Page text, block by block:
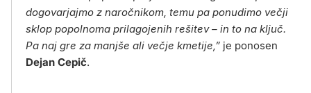
dogovarjajmo z naročnikom, temu pa ponudimo večji
sklop popolnoma prilagojenih rešitev – in to na ključ.
Pa naj gre za manjše ali večje kmetije,” je ponosen
Dejan Cepič.